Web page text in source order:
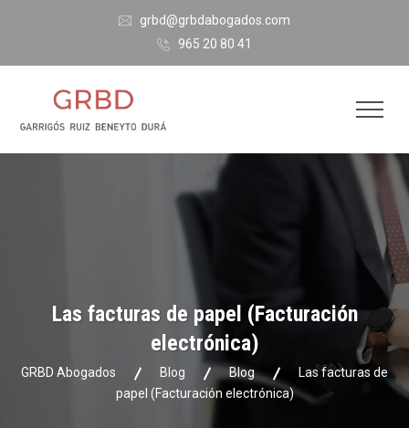
grbd@grbdabogados.com
965 20 80 41
Las facturas de papel (Facturación
electrónica)
GRBD Abogados Blog Blog
Las facturas de
papel (Facturación electrónica)